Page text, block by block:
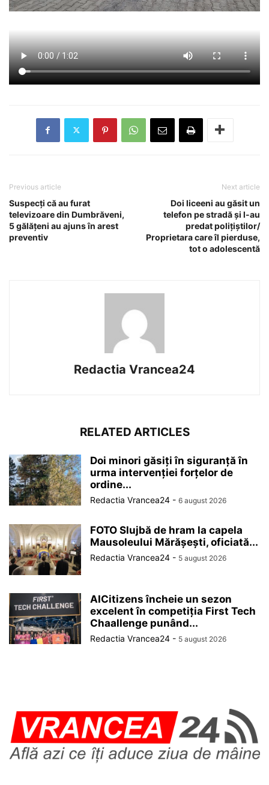
Previous article
Suspecți că au furat
televizoare din Dumbrăveni,
5 gălățeni au ajuns în arest
preventiv
Next article
Doi liceeni au găsit un
telefon pe stradă și l-au
predat polițiștilor/
Proprietara care îl pierduse,
tot o adolescentă
Redactia Vrancea24
RELATED ARTICLES
Doi minori găsiți în siguranță în
urma intervenției forțelor de
ordine...
Redactia Vrancea24 - 6 august 2026
FOTO Slujbă de hram la capela
Mausoleului Mărășești, oficiată...
Redactia Vrancea24 - 5 august 2026
AICitizens încheie un sezon
excelent în competiția First Tech
Chaallenge punând...
Redactia Vrancea24 - 5 august 2026